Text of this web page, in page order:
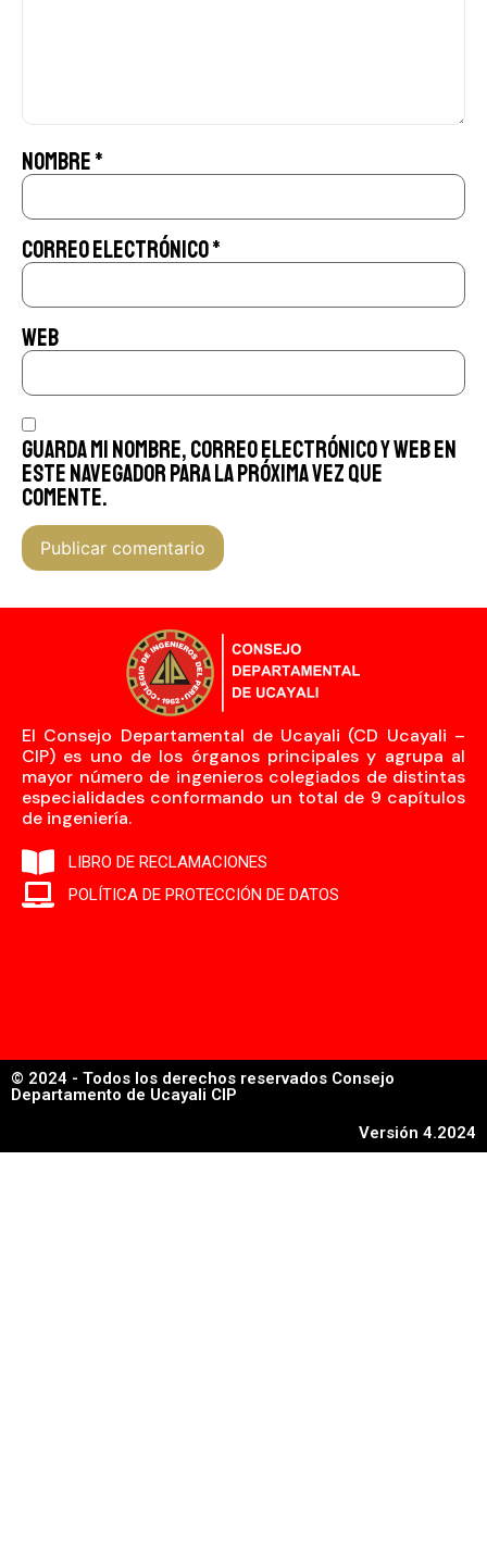
Nombre*
Correo electrónico*
Web
Guarda mi nombre, correo electrónico y web en
este navegador para la próxima vez que
comente.
El Consejo Departamental de Ucayali (CD Ucayali –
CIP) es uno de los órganos principales y agrupa al
mayor número de ingenieros colegiados de distintas
especialidades conformando un total de 9 capítulos
de ingeniería.
LIBRO DE RECLAMACIONES
POLÍTICA DE PROTECCIÓN DE DATOS
© 2024 - Todos los derechos reservados Consejo
Departamento de Ucayali CIP
Versión 4.2024